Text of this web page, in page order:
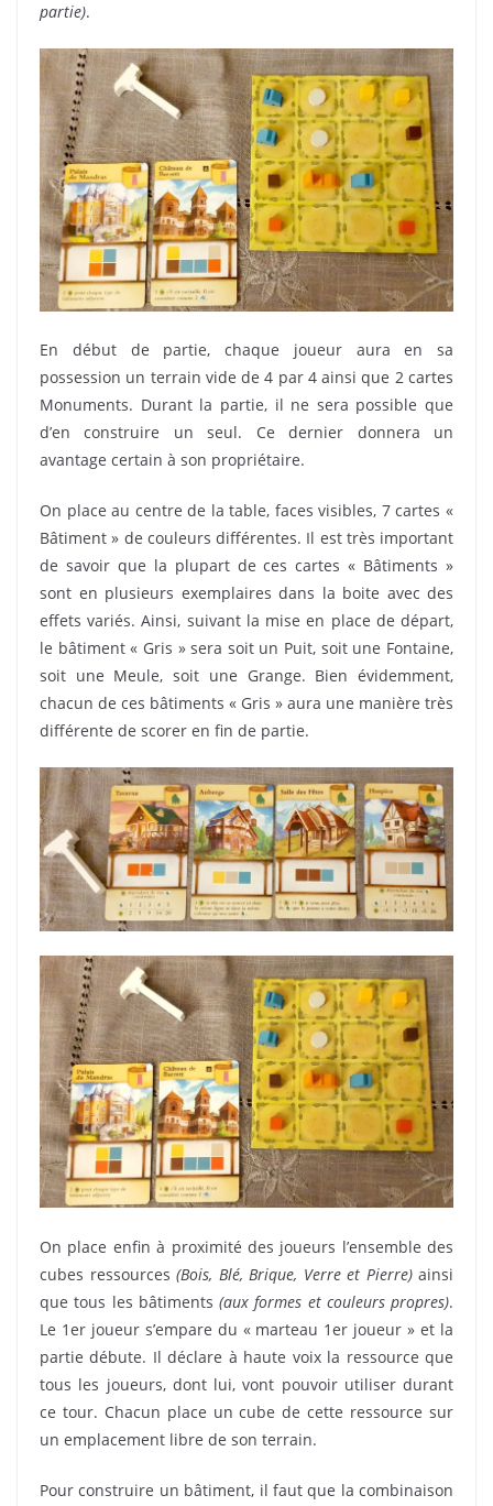
partie).
En début de partie, chaque joueur aura en sa
possession un terrain vide de 4 par 4 ainsi que 2 cartes
Monuments. Durant la partie, il ne sera possible que
d’en construire un seul. Ce dernier donnera un
avantage certain à son propriétaire.
On place au centre de la table, faces visibles, 7 cartes «
Bâtiment » de couleurs différentes. Il est très important
de savoir que la plupart de ces cartes « Bâtiments »
sont en plusieurs exemplaires dans la boite avec des
effets variés. Ainsi, suivant la mise en place de départ,
le bâtiment « Gris » sera soit un Puit, soit une Fontaine,
soit une Meule, soit une Grange. Bien évidemment,
chacun de ces bâtiments « Gris » aura une manière très
différente de scorer en fin de partie.
On place enfin à proximité des joueurs l’ensemble des
cubes ressources (Bois, Blé, Brique, Verre et Pierre)ainsi
que tous les bâtiments (aux formes et couleurs propres).
Le 1er joueur s’empare du « marteau 1er joueur » et la
partie débute. Il déclare à haute voix la ressource que
tous les joueurs, dont lui, vont pouvoir utiliser durant
ce tour. Chacun place un cube de cette ressource sur
un emplacement libre de son terrain.
Pour construire un bâtiment, il faut que la combinaison